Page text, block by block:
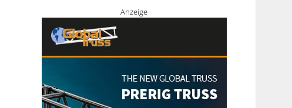
Anzeige